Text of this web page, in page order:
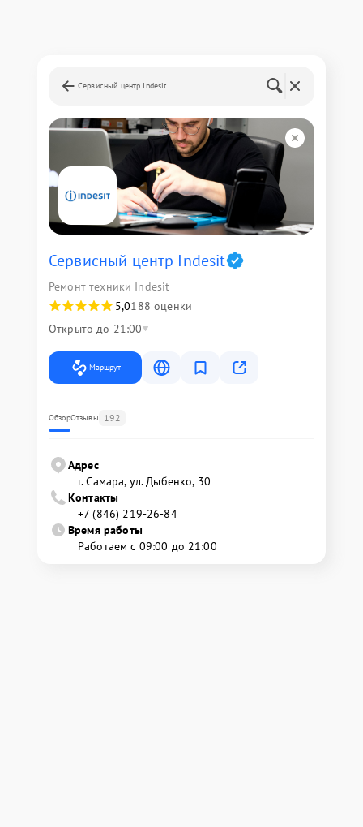
Сервисный центр Indesit
Сервисный центр Indesit
Ремонт техники Indesit
5,0188 оценки
Открыто до 21:00
Маршрут
ОбзорОтзывы 192
Адрес
г. Самара, ул. Дыбенко, 30
Контакты
+7 (846) 219-26-84
Время работы
Работаем с 09:00 до 21:00